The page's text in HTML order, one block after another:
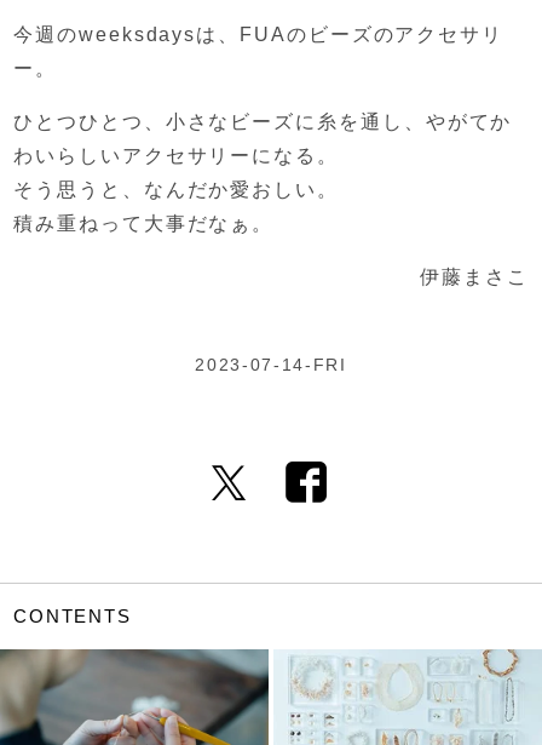
今週のweeksdaysは、
FUAのビーズのアクセサリ
ー。
ひとつひとつ、 小さなビーズに糸を通し、 やがてか
わいらしいアクセサリーになる。
そう思うと、なんだか愛おしい。
積み重ねって大事だなぁ。
伊藤まさこ
2023-07-14-FRI
CONTENTS